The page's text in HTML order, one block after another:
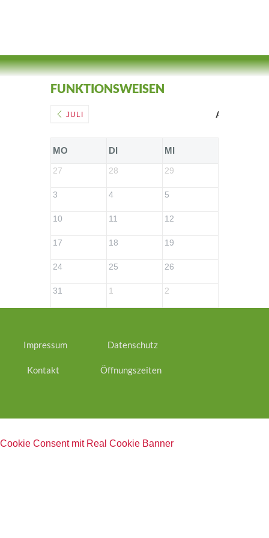
FUNKTIONSWEISEN
JULI AUGUST
MO DI MI
27 28 29
3 4 5
10 11 12
17 18 19
24 25 26
31 1 2
Impressum Datenschutz
Kontakt Öffnungszeiten
Cookie Consent mit Real Cookie Banner